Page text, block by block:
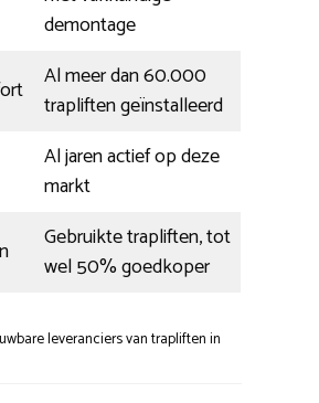
demontage
Al meer dan 60.000
trapliften geïnstalleerd
Al jaren actief op deze
markt
Gebruikte trapliften, tot
wel 50% goedkoper
leveranciers van trapliften in